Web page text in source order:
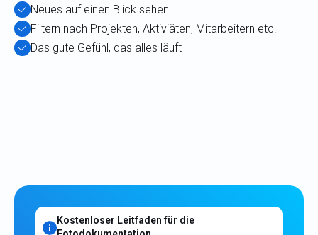
Neues auf einen Blick sehen
Filtern nach Projekten, Aktiviäten, Mitarbeitern etc.
Das gute Gefühl, das alles läuft
Kostenloser Leitfaden für die